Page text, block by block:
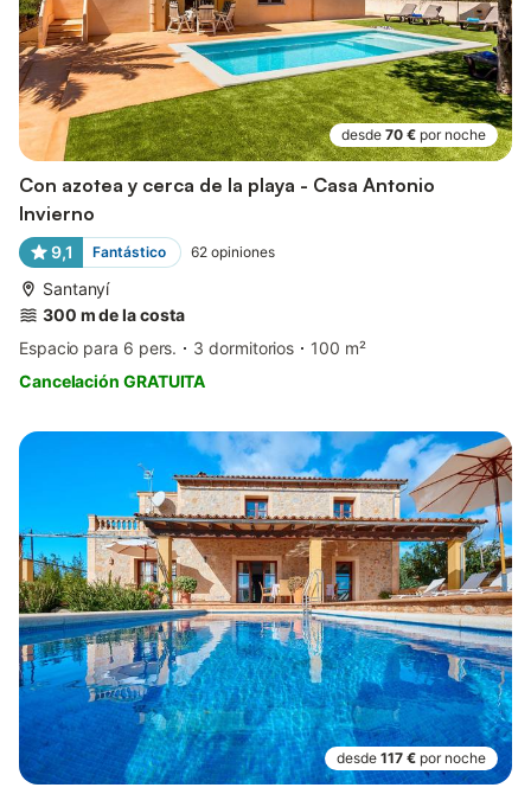
desde 70 € por noche
Con azotea y cerca de la playa - Casa Antonio
Invierno
9,1 Fantástico 62 opiniones
Santanyí
300 m de la costa
Espacio para 6 pers.
3 dormitorios
100 m²
Cancelación GRATUITA
desde 117 € por noche